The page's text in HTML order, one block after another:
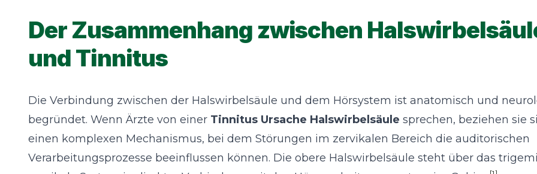
Der Zusammenhang zwischen
und Tinnitus
Die Verbindung zwischen der Halswirbelsäule und dem Hörsystem ist anatomisch und
begründet. Wenn Ärzte von einer Tinnitus Ursache Halswirbelsäule sprechen, beziehen sie
einen komplexen Mechanismus, bei dem Störungen im zervikalen Bereich die auditorischen
Verarbeitungsprozesse beeinflussen können. Die obere Halswirbelsäule steht über das